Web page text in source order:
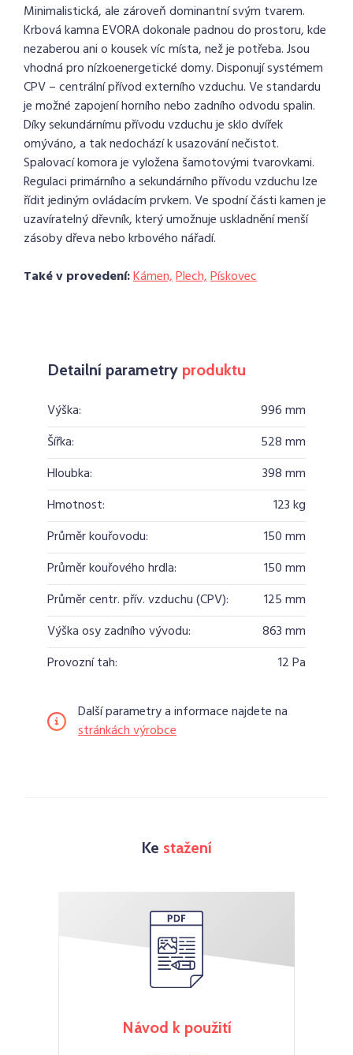
Minimalistická, ale zároveň dominantní svým tvarem.
Krbová kamna EVORA dokonale padnou do prostoru, kde
nezaberou ani o kousek víc místa, než je potřeba. Jsou
vhodná pro nízkoenergetické domy. Disponují systémem
CPV – centrální přívod externího vzduchu. Ve standardu
je možné zapojení horního nebo zadního odvodu spalin.
Díky sekundárnímu přívodu vzduchu je sklo dvířek
omýváno, a tak nedochází k usazování nečistot.
Spalovací komora je vyložena šamotovými tvarovkami.
Regulaci primárního a sekundárního přívodu vzduchu lze
řídit jediným ovládacím prvkem. Ve spodní části kamen je
uzavíratelný dřevník, který umožnuje uskladnění menší
zásoby dřeva nebo krbového nářadí.
Také v provedení:Kámen,Plech,Pískovec
Detailní parametry produktu
Výška:
996 mm
Šířka:
528 mm
Hloubka:
398 mm
Hmotnost:
123 kg
Průměr kouřovodu:
150 mm
Průměr kouřového hrdla:
150 mm
Průměr centr. přív. vzduchu (CPV):
125 mm
Výška osy zadního vývodu:
863 mm
Provozní tah:
12 Pa
Další parametry a informace najdete na
stránkách výrobce
Ke stažení
Návod k použití